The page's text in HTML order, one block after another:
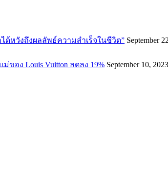
หวังถึงผลลัพธ์ความสำเร็จในชีวิต” September
อง Louis Vuitton ลดลง 19% September 10, 2023